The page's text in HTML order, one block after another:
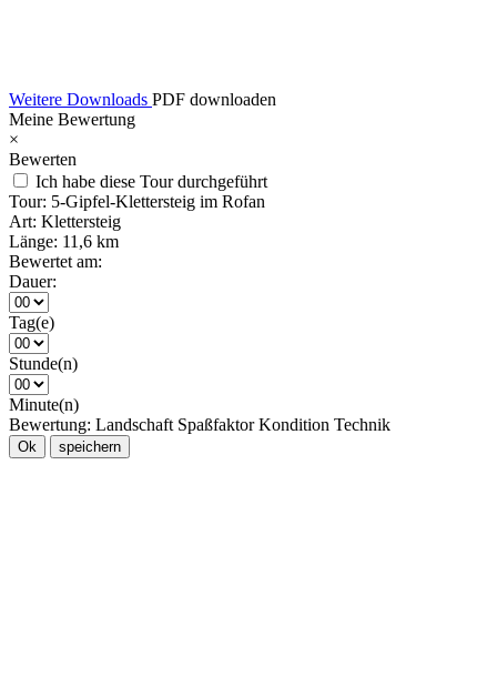
Weitere Downloads PDF downloaden
Meine Bewertung
×
Bewerten
Ich habe diese Tour durchgeführt
Tour: 5-Gipfel-Klettersteig im Rofan
Art: Klettersteig
Länge: 11,6 km
Bewertet am:
Dauer:
Tag(e)
Stunde(n)
Minute(n)
Bewertung: Landschaft Spaßfaktor Kondition Technik
Ok speichern